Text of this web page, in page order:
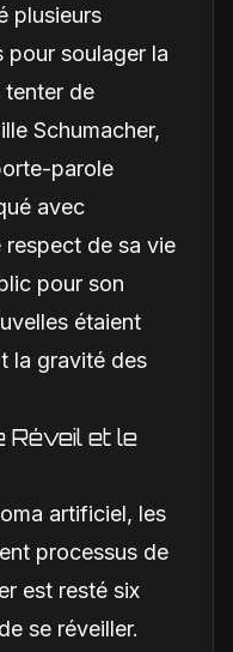
plusieurs
pour soulager la
tenter de
Schumacher,
parole
avec
respect de sa vie
pour son
étaient
la gravité des
Réveil et le
artificiel, les
processus de
est resté six
se réveiller.